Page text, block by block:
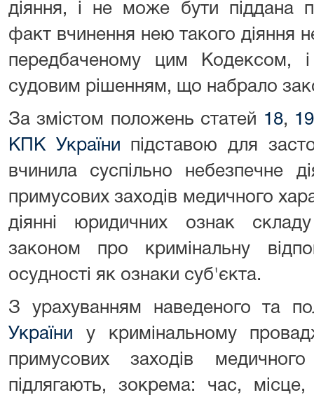
діяння, і не може бути піддана
факт вчинення нею такого діяння
передбаченому цим Кодексом, і
судовим рішенням, що набрало
За змістом положень статей 18, 19
КПК України підставою для
вчинила суспільно небезпечне
примусових заходів медичного
діянні юридичних ознак
законом про кримінальну
осудності як ознаки суб'єкта.
З урахуванням наведеного та
України у кримінальному
примусових заходів
підлягають, зокрема: час,